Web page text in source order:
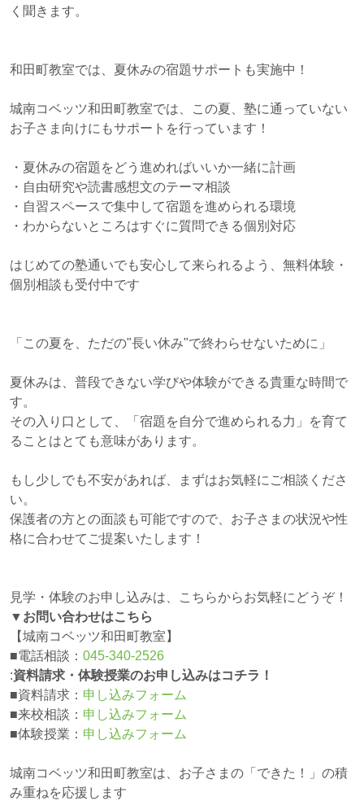
く聞きます。
和田町教室では、夏休みの宿題サポートも実施中！
城南コベッツ和田町教室では、この夏、塾に通っていない
お子さま向けにもサポートを行っています！
・夏休みの宿題をどう進めればいいか一緒に計画
・自由研究や読書感想文のテーマ相談
・自習スペースで集中して宿題を進められる環境
・わからないところはすぐに質問できる個別対応
はじめての塾通いでも安心して来られるよう、無料体験・
個別相談も受付中です
「この夏を、ただの"長い休み"で終わらせないために」
夏休みは、普段できない学びや体験ができる貴重な時間で
す。
その入り口として、「宿題を自分で進められる力」を育て
ることはとても意味があります。
もし少しでも不安があれば、まずはお気軽にご相談くださ
い。
保護者の方との面談も可能ですので、お子さまの状況や性
格に合わせてご提案いたします！
見学・体験のお申し込みは、こちらからお気軽にどうぞ！
▼お問い合わせはこちら
【城南コベッツ和田町教室】
■電話相談： 045-340-2526
:資料請求・体験授業のお申し込みはコチラ！
■資料請求： 申し込みフォーム
■来校相談： 申し込みフォーム
■体験授業： 申し込みフォーム
城南コベッツ和田町教室は、お子さまの「できた！」の積
み重ねを応援します